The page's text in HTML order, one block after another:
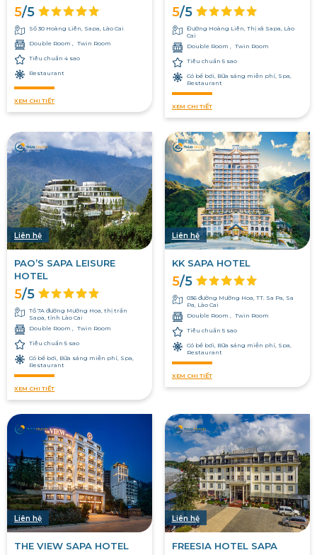
5/5
Số 30 Hoàng Liên, Sapa, Lào Cai
Double Room Twin Room
Tiêu chuẩn 4 sao
Restaurant
XEM CHI TIẾT
5/5
Đường Hoàng Liên, Thị xã Sapa, Lào
Cai
Double Room
Twin Room
Tiêu chuẩn 5 sao
Có bể bơi, Bữa sáng miễn phí, Spa,
Restaurant
XEM CHI TIẾT
Liên hệ
PAO’S SAPA LEISURE
HOTEL
5/5
Tổ 7A đường Mường Hoa, thị trấn
Sapa, tỉnh Lào Cai
Double Room
Twin Room
Tiêu chuẩn 5 sao
Có bể bơi, Bữa sáng miễn phí, Spa,
Restaurant
XEM CHI TIẾT
Liên hệ
KK SAPA HOTEL
5/5
036 đường Mường Hoa, TT. Sa Pa, Sa
Pa, Lào Cai
Double Room
Twin Room
Tiêu chuẩn 5 sao
Có bể bơi, Bữa sáng miễn phí, Spa,
Restaurant
XEM CHI TIẾT
Liên hệ
THE VIEW SAPA HOTEL
Liên hệ
FREESIA HOTEL SAPA